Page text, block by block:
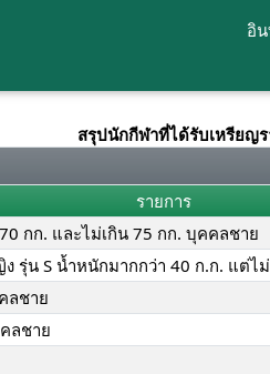
อิ
สรุปนักกีฬาที่ได้รับเหรียญ
รายการ
กก. และไม่เกิน 75 กก. บุคคลชาย
รุ่น S น้ำหนักมากกว่า 40 ก.ก. แต่ไ
ลชาย
ลชาย